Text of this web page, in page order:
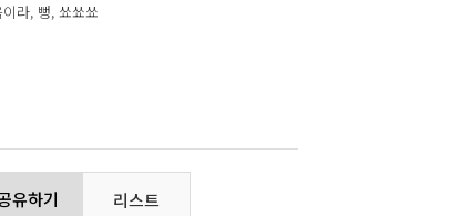
라, 뻥, 쑈쑈쑈
유하기 리스트